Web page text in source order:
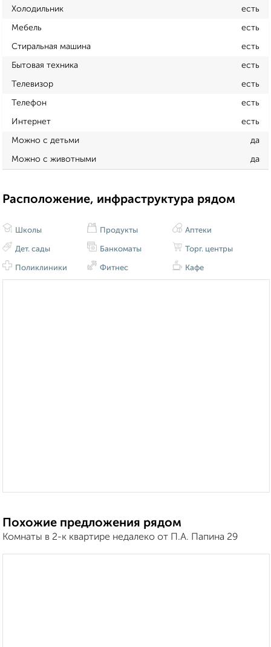
Холодильник есть
Мебель есть
Стиральная машина есть
Бытовая техника есть
Телевизор есть
Телефон есть
Интернет есть
Можно с детьми да
Можно с животными да
Расположение, инфраструктура рядом
Школы
Дет. сады
Поликлиники
Продукты
Банкоматы
Фитнес
Аптеки
Торг. центры
Кафе
Похожие предложения рядом
Комнаты в 2-к квартире недалеко от П.А. Папина 29